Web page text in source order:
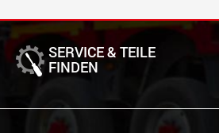
SERVICE & TEILE
FINDEN